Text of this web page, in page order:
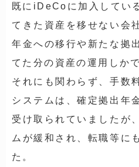
既にiDeCoに加入してい
てきた資産を移せない会
年金への移行や新たな拠
てた分の資産の運用しか
それにも関わらず、手数
システムは、確定拠出年
受け取られていましたが
ムが緩和され、 転職等に
た。